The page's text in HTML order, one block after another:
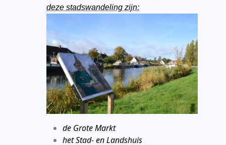
deze stadswandeling zijn:
de Grote Markt
het Stad- en Landshuis